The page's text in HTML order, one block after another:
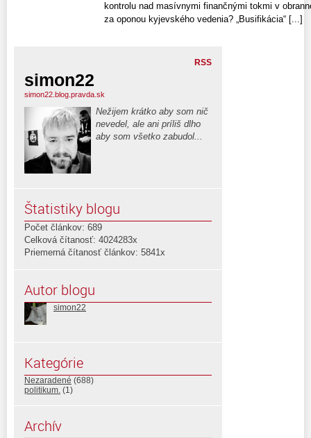
kontrolu nad masívnymi finančnými tokmi v
za oponou kyjevského vedenia? „Busifikácia“ [...]
RSS
simon22
simon22.blog.pravda.sk
Nežijem krátko aby som nič
nevedel, ale ani príliš dlho
aby som všetko zabudol...
Štatistiky blogu
Počet článkov: 689
Celková čítanosť: 4024283x
Priemerná čítanosť článkov: 5841x
Autor blogu
simon22
Kategórie
Nezaradené (688)
politikum. (1)
Archív